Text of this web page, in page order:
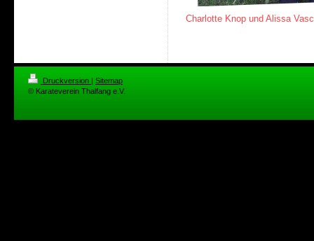
Charlotte Knop und Alissa
Druckversion | Sitemap
© Karateverein Thalfang e.V.